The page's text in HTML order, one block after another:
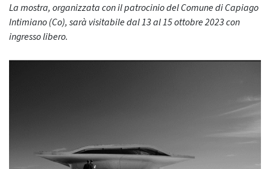
La mostra, organizzata con il patrocinio del Comune di Capiago
Intimiano (Co), sarà visitabile dal 13 al 15 ottobre 2023 con
ingresso libero.